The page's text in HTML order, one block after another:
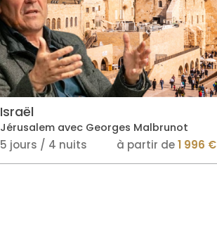
Israël
Jérusalem avec Georges Malbrunot
5 jours / 4 nuits à partir de1 996 €